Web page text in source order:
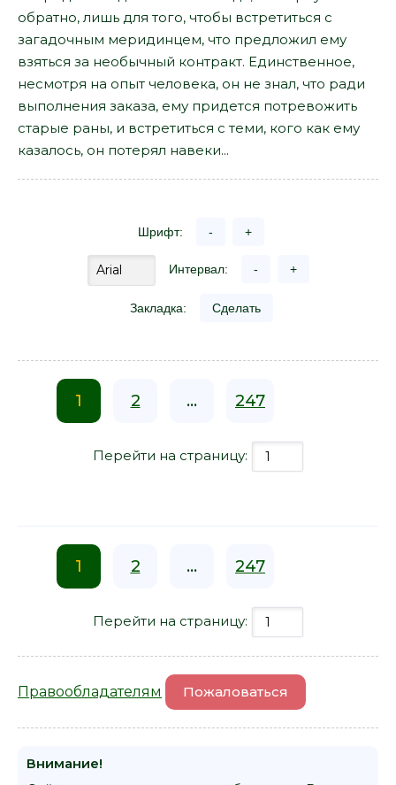
обратно, лишь для того, чтобы встретиться с
загадочным меридинцем, что предложил ему
взяться за необычный контракт. Единственное,
несмотря на опыт человека, он не знал, что ради
выполнения заказа, ему придется потревожить
старые раны, и встретиться с теми, кого как ему
казалось, он потерял навеки...
Шрифт: - +
Интервал: - +
Закладка: Сделать
1 2 ... 247
Перейти на страницу:
1 2 ... 247
Перейти на страницу:
Правообладателям Пожаловаться
Внимание!